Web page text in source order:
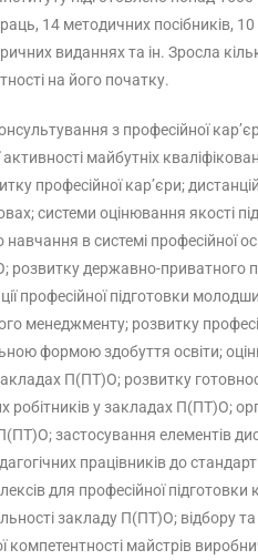
14 методичних посібників,
виданнях та ін. Зросла
на його початку.
з професійної
майбутніх
професійної кар’єри;
системи оцінювання якості
в системі професійної
розвитку державно-приватного
професійної підготовки
менеджменту; розвитку
формою здобуття освіти;
П(ПТ)О; розвитку
робітників у закладах П(ПТ)О;
застосування елементів
працівників до
для професійної підготовки
закладу П(ПТ)О; відбору
компетентності майстрів